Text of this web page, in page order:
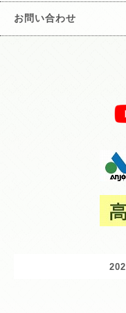
お問い合わせ